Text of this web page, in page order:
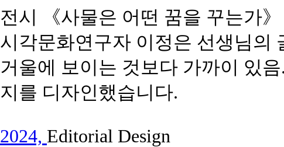
전시 《사물은 어떤 꿈을 꾸는가
시각문화연구자 이정은 선생님의
거울에 보이는 것보다 가까이 있음
지를 디자인했습니다.
2024, Editorial Design